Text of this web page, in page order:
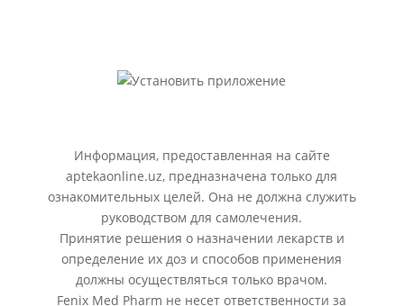
Информация, предоставленная на сайте
aptekaonline.uz, предназначена только для
ознакомительных целей. Она не должна служить
руководством для самолечения.
Принятие решения о назначении лекарств и
определение их доз и способов применения
должны осуществляться только врачом.
Fenix Med Pharm не несет ответственности за